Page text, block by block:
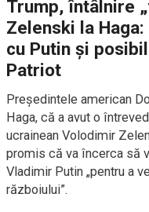
Trump, întâlnire
Zelenski la
cu Putin și
Patriot
Președintele american
Haga, că a avut o
ucrainean Volodimir
promis că va încerca să
Vladimir Putin „pentru a
războiului”.